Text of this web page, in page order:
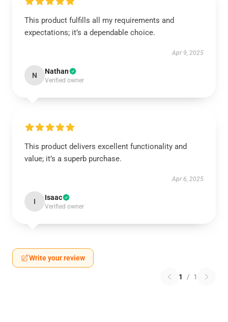
This product fulfills all my requirements and
expectations; it’s a dependable choice.
Apr 9, 2025
N Nathan
Verified owner
This product delivers excellent functionality and
value; it’s a superb purchase.
Apr 6, 2025
I Isaac
Verified owner
Write your review
1 / 1